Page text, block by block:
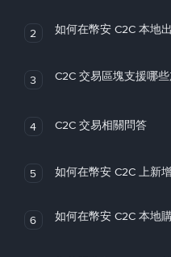
2 如何在幣安 C2C 本地
3 C2C 交易區塊支援哪
4 C2C 交易相關問答
5 如何在幣安 C2C 上新
6 如何在幣安 C2C 本地